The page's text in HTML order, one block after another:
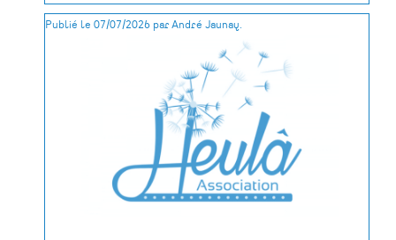
collecte
:
médailles
déportés
politiques
Mayenne
Publié le 07/07/2026 par André Jaunay.